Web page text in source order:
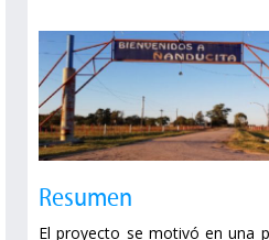
Resumen
El proyecto se motivó en una